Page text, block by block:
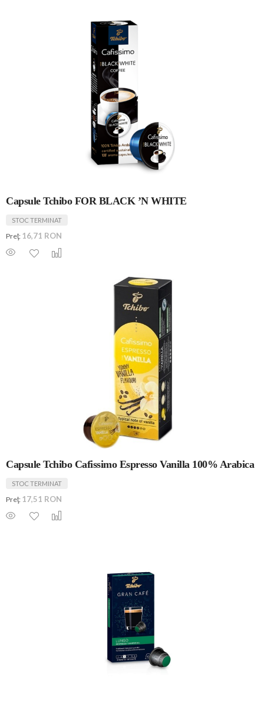
Capsule Tchibo FOR BLACK ’N WHITE
STOC TERMINAT
Preţ: 16,71 RON
Capsule Tchibo Cafissimo Espresso Vanilla 100% Arabica
STOC TERMINAT
Preţ: 17,51 RON